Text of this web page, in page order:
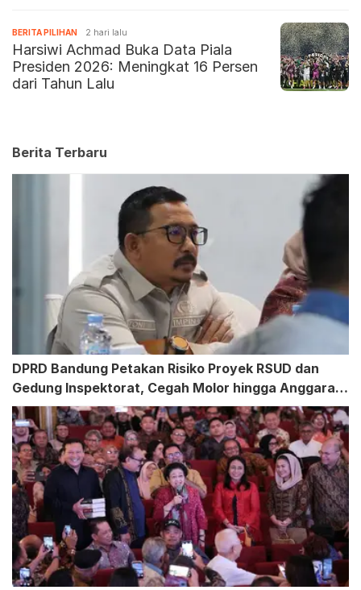
BERITA PILIHAN 2 hari lalu
Harsiwi Achmad Buka Data Piala
Presiden 2026: Meningkat 16 Persen
dari Tahun Lalu
Berita Terbaru
DPRD Bandung Petakan Risiko Proyek RSUD dan
Gedung Inspektorat, Cegah Molor hingga Anggaran
Membengkak